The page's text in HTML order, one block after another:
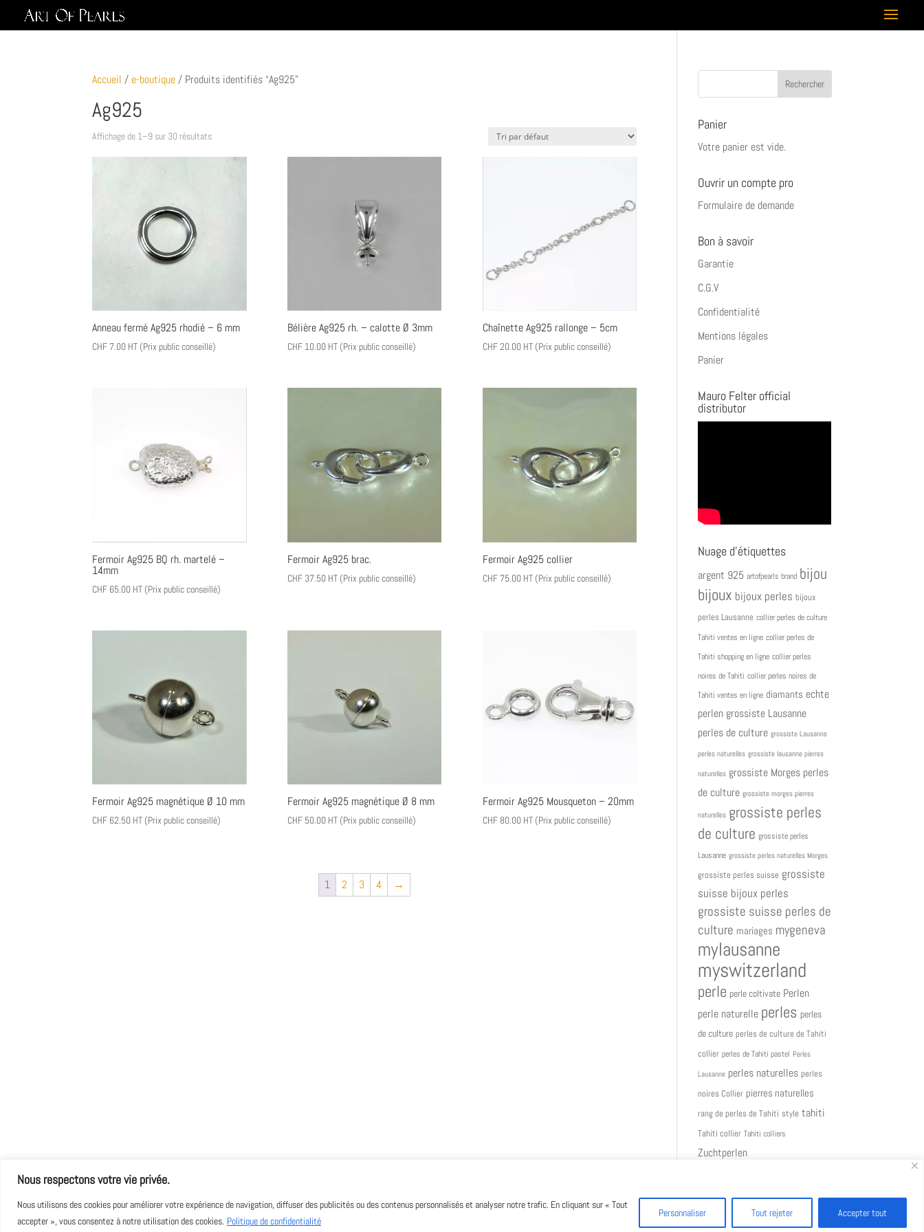
Nous respectons votre vie privée.
Nous utilisons des cookies pour améliorer votre expérience de navigation, diffuser des publicités ou des contenus personnalisés et analyser notre trafic. En cliquant sur « Tout
accepter », vous consentez à notre utilisation des cookies. Politique de confidentialité
Personnaliser Tout rejeter Accepter tout
Accueil / e-boutique/ Produits identifiés “Ag925”
Ag925
Affichage de 1–9 sur 30 résultats
Anneau fermé Ag925 rhodié – 6 mm
CHF 7.00 HT (Prix public conseillé)
Bélière Ag925 rh. – calotte Ø 3mm
CHF10.00 HT (Prix public conseillé)
Chaînette Ag925 rallonge – 5cm
CHF20.00 HT (Prix public conseillé)
Fermoir Ag925 BQ rh. martelé –
14mm
CHF 65.00 HT (Prix public conseillé)
Fermoir Ag925 brac.
CHF37.50 HT (Prix public conseillé)
Fermoir Ag925 collier
CHF75.00 HT (Prix public conseillé)
Fermoir Ag925 magnétique Ø 10 mm
CHF 62.50 HT (Prix public conseillé)
Fermoir Ag925 magnétique Ø 8 mm
CHF50.00 HT (Prix public conseillé)
Fermoir Ag925 Mousqueton – 20mm
CHF80.00 HT (Prix public conseillé)
1 2 3 4 →
Panier
Votre panier est vide.
Ouvrir un compte pro
Formulaire de demande
Bon à savoir
Garantie
C.G.V
Confidentialité
Mentions légales
Panier
Mauro Felter official
distributor
Nuage d’étiquettes
argent 925 artofpearls brand bijou
bijoux bijoux perles bijoux
perles Lausanne collier perles de culture
Tahiti ventes en ligne collier perles de
Tahiti shopping en ligne collier perles
noires de Tahiti collier perles noires de
Tahiti ventes en ligne diamants echte
perlen grossiste Lausanne
perles de culture grossiste Lausanne
perles naturelles grossiste lausanne pierres
naturelles grossiste Morges perles
de culture grossiste morges pierres
naturelles grossiste perles
de culture grossiste perles
Lausanne grossiste perles naturelles Morges
grossiste perles suisse grossiste
suisse bijoux perles
grossiste suisse perles de
culture mariages mygeneva
mylausanne
myswitzerland
perle perle coltivate Perlen
perle naturelle perles perles
de culture perles de culture de Tahiti
collier perles de Tahiti pastel Perles
Lausanne perles naturelles perles
noires Collier pierres naturelles
rang de perles de Tahiti style tahiti
Tahiti collier Tahiti colliers
Zuchtperlen
Copyright : Art Of Pearls - Design byMonde Digital